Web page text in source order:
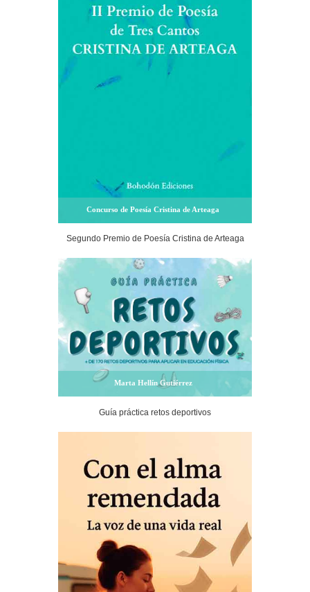
Concurso de Poesía Cristina de Arteaga
Segundo Premio de Poesía Cristina de Arteaga
Marta Hellín Gutiérrez
Guía práctica retos deportivos